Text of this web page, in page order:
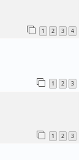
1 2 3 4
1 2 3
1 2 3